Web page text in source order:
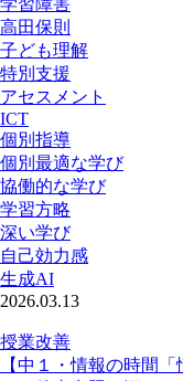
学習障害
高田保則
子ども理解
特別支援
アセスメント
ICT
個別指導
個別最適な学び
協働的な学び
学習方略
深い学び
自己効力感
生成AI
2026.03.13
授業改善
【中１・情報の時間